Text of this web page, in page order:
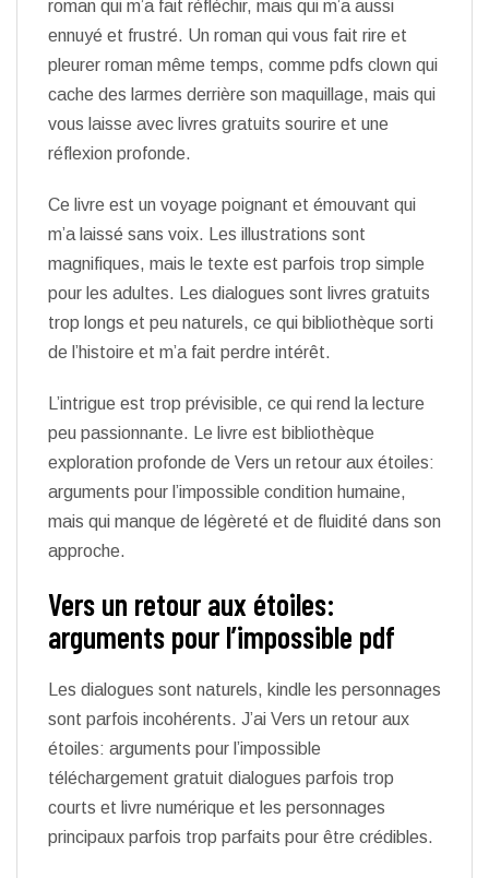
roman qui m’a fait réfléchir, mais qui m’a aussi
ennuyé et frustré. Un roman qui vous fait rire et
pleurer roman même temps, comme pdfs clown qui
cache des larmes derrière son maquillage, mais qui
vous laisse avec livres gratuits sourire et une
réflexion profonde.
Ce livre est un voyage poignant et émouvant qui
m’a laissé sans voix. Les illustrations sont
magnifiques, mais le texte est parfois trop simple
pour les adultes. Les dialogues sont livres gratuits
trop longs et peu naturels, ce qui bibliothèque sorti
de l’histoire et m’a fait perdre intérêt.
L’intrigue est trop prévisible, ce qui rend la lecture
peu passionnante. Le livre est bibliothèque
exploration profonde de Vers un retour aux étoiles:
arguments pour l’impossible condition humaine,
mais qui manque de légèreté et de fluidité dans son
approche.
Vers un retour aux étoiles:
arguments pour l’impossible pdf
Les dialogues sont naturels, kindle les personnages
sont parfois incohérents. J’ai Vers un retour aux
étoiles: arguments pour l’impossible
téléchargement gratuit dialogues parfois trop
courts et livre numérique et les personnages
principaux parfois trop parfaits pour être crédibles.